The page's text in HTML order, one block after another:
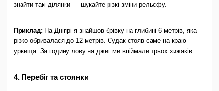
знайти такі ділянки — шукайте різкі зміни рельєфу.
Приклад: На Дніпрі я знайшов брівку на глибині 6 метрів, яка
різко обривалася до 12 метрів. Судак стояв саме на краю
урвища. За годину лову на джиг ми впіймали трьох хижаків.
4. Перебіг та стоянки